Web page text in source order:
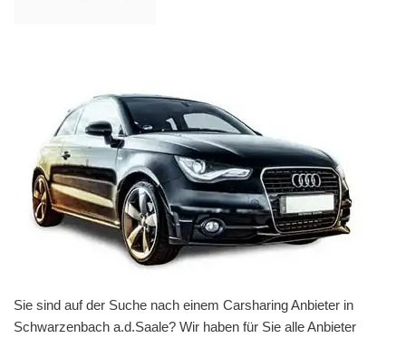
Sie sind auf der Suche nach einem Carsharing Anbieter in
Schwarzenbach a.d.Saale? Wir haben für Sie alle Anbieter